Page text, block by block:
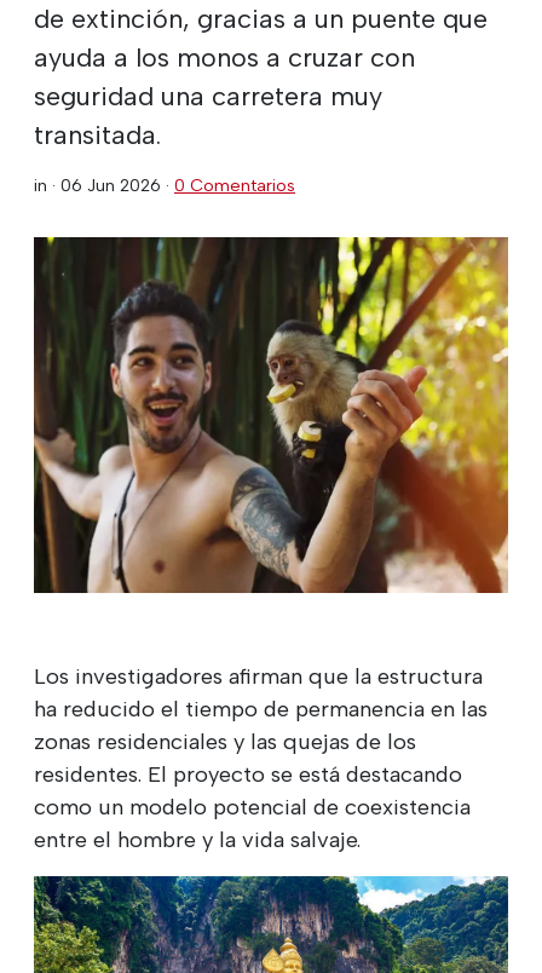
de extinción, gracias a un puente que
ayuda a los monos a cruzar con
seguridad una carretera muy
transitada.
in · 06 Jun 2026 · 0 Comentarios
Los investigadores afirman que la estructura
ha reducido el tiempo de permanencia en las
zonas residenciales y las quejas de los
residentes. El proyecto se está destacando
como un modelo potencial de coexistencia
entre el hombre y la vida salvaje.